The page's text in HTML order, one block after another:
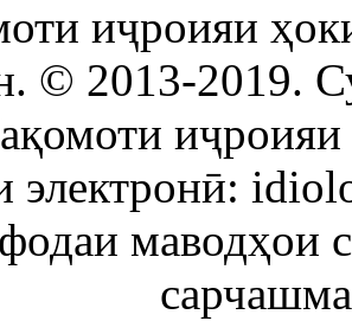
иҷроияи
© 2013-2019.
иҷроияи
электронӣ:
маводҳои